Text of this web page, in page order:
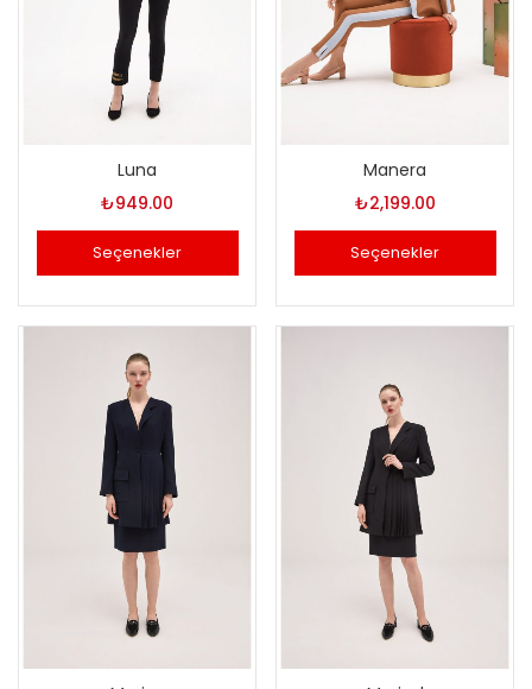
sayfasından
seçilebilir
sayfasından
seçilebilir
Luna
₺949.00
Seçenekler
ürünün
birden
fazla
varyasyonu
var.
Seçenekler
ürün
sayfasından
seçilebilir
Manera
₺2,199.00
Seçenekler
ürünün
fazla
varyasyonu
var.
Seçenekler
ürün
sayfasından
seçilebilir